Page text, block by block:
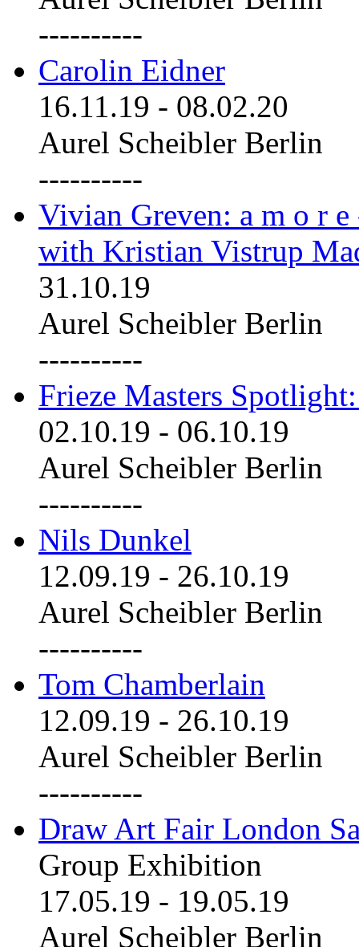
----------
Carolin Eidner
16.11.19 - 08.02.20
Aurel Scheibler Berlin
----------
Vivian Greven: a m o r
with Kristian Vistrup
31.10.19
Aurel Scheibler Berlin
----------
Frieze Masters
02.10.19 - 06.10.19
Aurel Scheibler Berlin
----------
Nils Dunkel
12.09.19 - 26.10.19
Aurel Scheibler Berlin
----------
Tom Chamberlain
12.09.19 - 26.10.19
Aurel Scheibler Berlin
----------
Draw Art Fair London
Group Exhibition
17.05.19 - 19.05.19
Aurel Scheibler Berlin